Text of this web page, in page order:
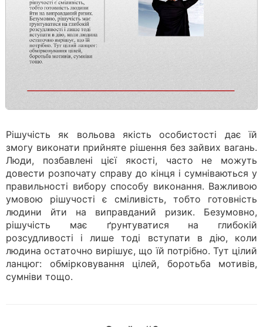
Рішучість як вольова якість особистості дає їй
змогу виконати прийняте рішення без зайвих вагань.
Люди, позбавлені цієї якості, часто не можуть
довести розпочату справу до кінця і сумніваються у
правильності вибору способу виконання. Важливою
умовою рішучості є сміливість, тобто готовність
людини йти на виправданий ризик. Безумовно,
рішучість має ґрунтуватися на глибокій
розсудливості і лише тоді вступати в дію, коли
людина остаточно вирішує, що їй потрібно. Тут цілий
ланцюг: обмірковування цілей, боротьба мотивів,
сумніви тощо.